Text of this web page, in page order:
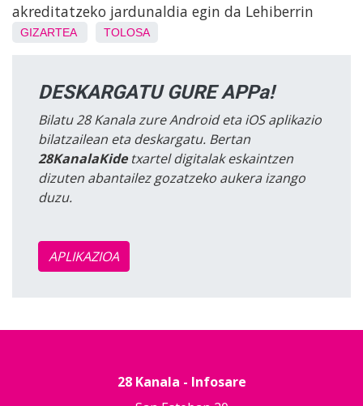
akreditatzeko jardunaldia egin da Lehiberrin
GIZARTEA TOLOSA
DESKARGATU GURE APPa!
Bilatu 28 Kanala zure Android eta iOS aplikazio
bilatzailean eta deskargatu. Bertan
28KanalaKidetxartel digitalak eskaintzen
dizuten abantailez gozatzeko aukera izango
duzu.
APLIKAZIOA
28 Kanala - Infosare